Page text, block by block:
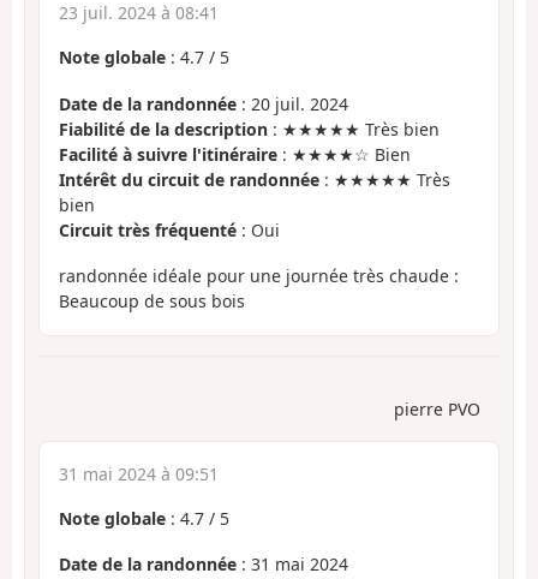
23 juil. 2024 à 08:41
Note globale : 4.7 / 5
Date de la randonnée : 20 juil. 2024
Fiabilité de la description : ★★★★★ Très bien
Facilité à suivre l'itinéraire : ★★★★☆ Bien
Intérêt du circuit de randonnée : ★★★★★ Très
bien
Circuit très fréquenté : Oui
randonnée idéale pour une journée très chaude :
Beaucoup de sous bois
pierre PVO
31 mai 2024 à 09:51
Note globale : 4.7 / 5
Date de la randonnée : 31 mai 2024